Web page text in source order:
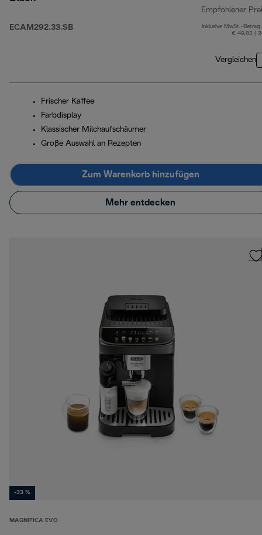
ECAM292.33.SB
Empfohlener
Inklusive MwSt.-Betrag
€ 49,83 (
Vergleichen
Frischer Kaffee
Farbdisplay
Klassischer Milchaufschäumer
Große Auswahl an Rezepten
Zum Warenkorb hinzufügen
Mehr entdecken
-33 %
MAGNIFICA EVO